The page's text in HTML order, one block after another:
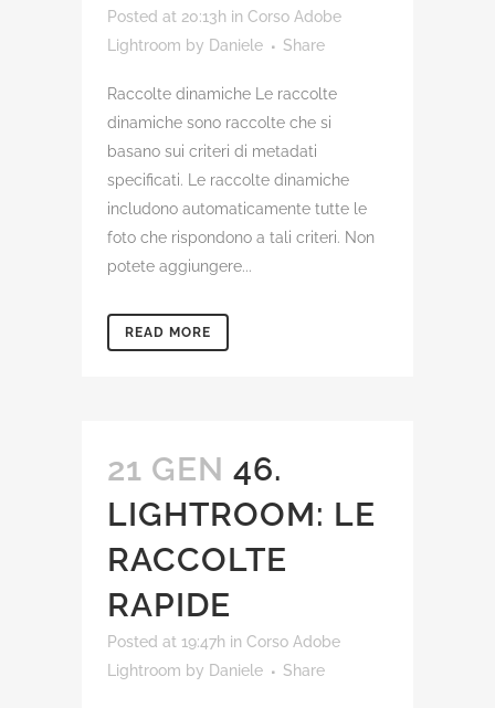
Posted at 20:13h in Corso Adobe
Lightroom by Daniele Share
Raccolte dinamiche Le raccolte
dinamiche sono raccolte che si
basano sui criteri di metadati
specificati. Le raccolte dinamiche
includono automaticamente tutte le
foto che rispondono a tali criteri. Non
potete aggiungere...
READ MORE
21 GEN 46.
LIGHTROOM: LE
RACCOLTE
RAPIDE
Posted at 19:47h in Corso Adobe
Lightroom by Daniele Share